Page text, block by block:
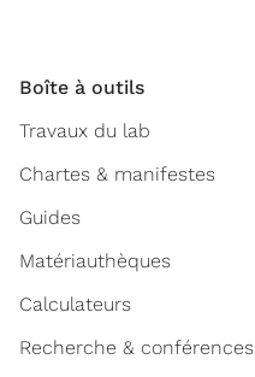
Boîte à outils
Travaux du lab
Chartes & manifestes
Guides
Matériauthèques
Calculateurs
Recherche & conférences